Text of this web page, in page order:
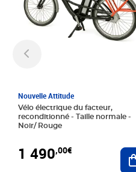
Nouvelle Attitude
Vélo électrique du facteur,
reconditionné - Taille normale -
Noir/ Rouge
1 490,00€